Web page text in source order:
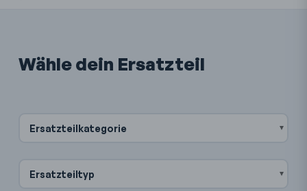
Wähle dein Ersatzteil
Ersatzteilkategorie
Ersatzteiltyp